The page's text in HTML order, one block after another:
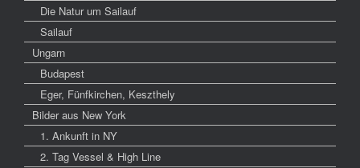
Die Natur um Sailauf
Sailauf
Ungarn
Budapest
Eger, Fünfkirchen, Keszthely
Bilder aus New York
1. Ankunft in NY
2. Tag Vessel & High Line